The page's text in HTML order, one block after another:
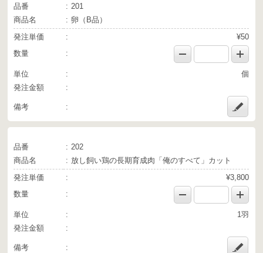
品番
201
商品名
卵（B品）
発注単価
¥50
数量
単位
個
発注金額
備考
品番
202
商品名
放し飼い鶏の長期育成肉「俺のすべて」カット
発注単価
¥3,800
数量
単位
1羽
発注金額
備考